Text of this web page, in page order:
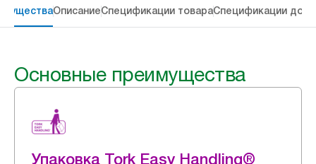
ОписаниеСпецификации товараСпецификации
Основные преимущества
Упаковка Tork Easy Handling®